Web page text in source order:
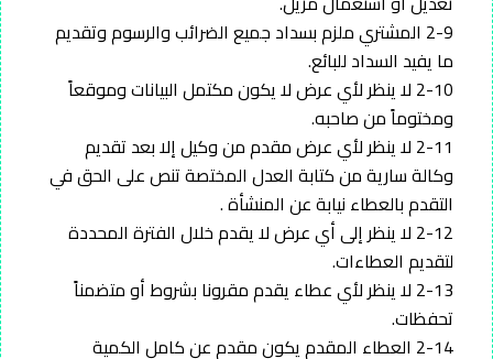
2-9 المشتري ملزم بسداد جميع الضرائب والرسوم وتقديم
ما يفيد السداد للبائع.
2-10 لا ينظر لأي عرض لا يكون مكتمل البيانات وموقعاً
ومختوماً من صاحبه.
2-11 لا ينظر لأي عرض مقدم من وكيل إلا بعد تقديم
وكالة سارية من كتابة العدل المختصة تنص على الحق في
التقدم بالعطاء نيابة عن المنشأة .
2-12 لا ينظر إلى أي عرض لا يقدم خلال الفترة المحددة
لتقديم العطاءات.
2-13 لا ينظر لأي عطاء يقدم مقرونا بشروط أو متضمناً
تحفظات.
2-14 العطاء المقدم يكون مقدم عن كامل الكمية